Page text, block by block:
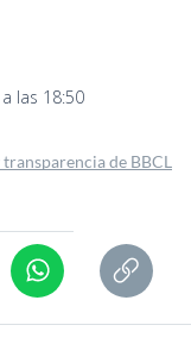
las 18:50
transparencia de BBCL